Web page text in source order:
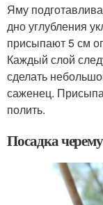
Яму
дно углубления
присыпают 5 см
Каждый слой
сделать
саженец.
полить.
Посадка